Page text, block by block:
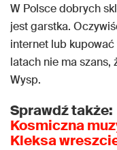
W Polsce dobrych
jest garstka.
internet lub
latach nie ma szans,
Wysp.
Sprawdź także:
Kosmiczna
Kleksa